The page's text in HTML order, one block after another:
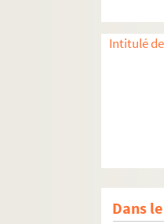
Intitulé
Dans